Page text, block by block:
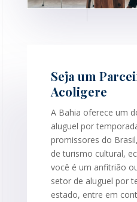
Seja um
Acoligere
A Bahia oferece um
aluguel por
promissores do
de turismo cultural,
você é um anfitrião
setor de aluguel por
estado, entre em